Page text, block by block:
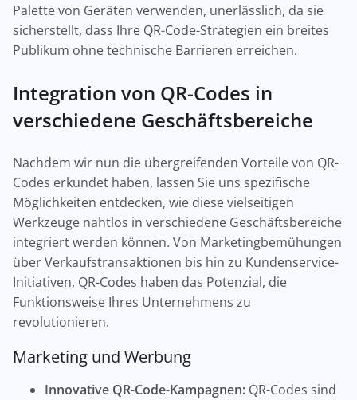
Palette von Geräten verwenden, unerlässlich, da sie
sicherstellt, dass Ihre QR-Code-Strategien ein breites
Publikum ohne technische Barrieren erreichen.
Integration von QR-Codes in
verschiedene Geschäftsbereiche
Nachdem wir nun die übergreifenden Vorteile von QR-
Codes erkundet haben, lassen Sie uns spezifische
Möglichkeiten entdecken, wie diese vielseitigen
Werkzeuge nahtlos in verschiedene Geschäftsbereiche
integriert werden können. Von Marketingbemühungen
über Verkaufstransaktionen bis hin zu Kundenservice-
Initiativen, QR-Codes haben das Potenzial, die
Funktionsweise Ihres Unternehmens zu
revolutionieren.
Marketing und Werbung
Innovative QR-Code-Kampagnen: QR-Codes sind